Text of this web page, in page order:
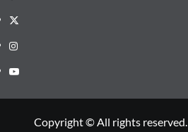
Twitter
Instagram
Youtube
Copyright © All rights reserved.